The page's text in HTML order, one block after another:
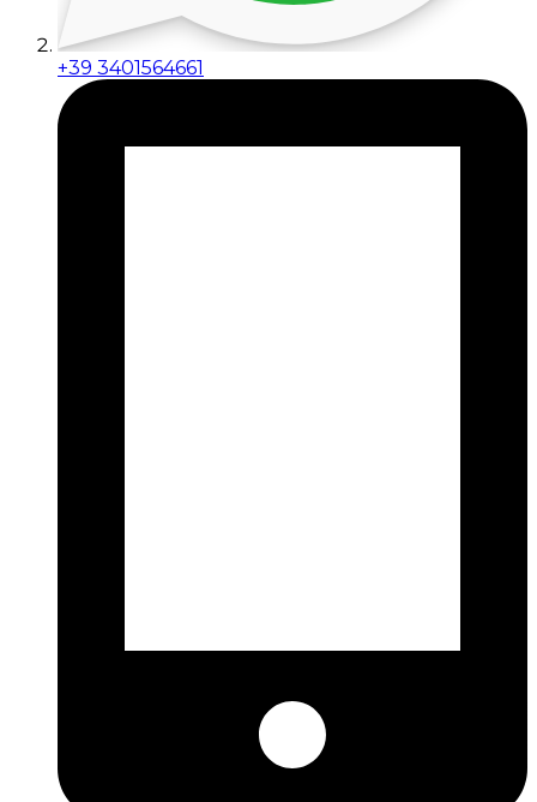
+39 3401564661